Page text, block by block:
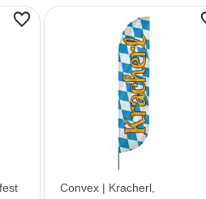
Convex | Kracherl,